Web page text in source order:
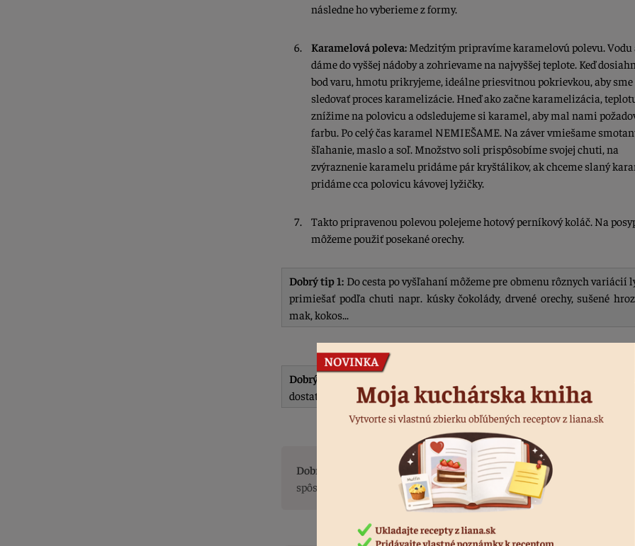
následne ho vyberieme z formy.
Karamelová poleva: Medzitým pripravíme karamelovú polevu. Vodu
dáme do vyššej nádoby a zohrievame na najvyššej teplote. Keď
bod varu, hmotu prikryjeme, ideálne priesvitnou pokrievkou, aby
sledovať proces karamelizácie. Hneď ako začne karamelizácia,
znížime na polovicu a odsledujeme si karamel, aby mal nami
farbu. Po celý čas karamel NEMIEŠAME. Na záver vmiešame
šľahanie, maslo a soľ. Množstvo soli prispôsobíme svojej chuti, na
zvýraznenie karamelu pridáme pár kryštálikov, ak chceme slaný
pridáme cca polovicu kávovej lyžičky.
Takto pripravenou polevou polejeme hotový perníkový koláč. Na
môžeme použiť posekané orechy.
Dobrý tip 1: Do cesta po vyšľahaní môžeme pre obmenu rôznych variácií
primiešať podľa chuti napr. kúsky čokolády, drvené orechy, sušené
mak, kokos...
Dobrý tip 2:Pred koncom pečenia skontrolujte cesto pomocou
dostatočne prepečené.
Dobrý tip 3:
Hrušky môžete použiť vcelku, alebo ich nakrájať na kocky na
spôsob hruškovo-perníkovej bublaniny.